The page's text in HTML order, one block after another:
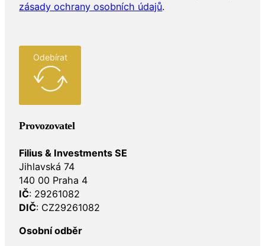
zásady ochrany osobních údajů.
Odebírat
Provozovatel
Filius & Investments SE
Jihlavská 74
140 00 Praha 4
IČ: 29261082
DIČ: CZ29261082
Osobní odběr